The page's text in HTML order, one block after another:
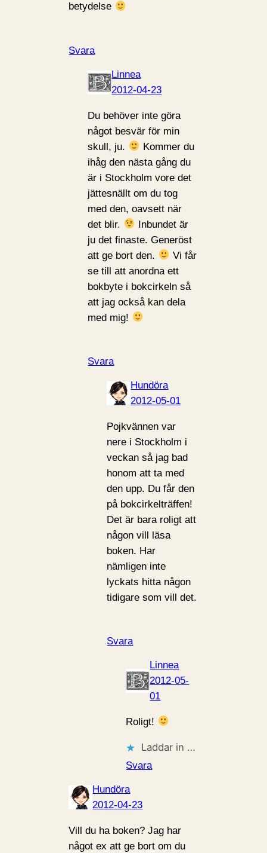
betydelse
Svara
Linnea
2012-04-23
Du behöver inte göra
något besvär för min
skull, ju.
Kommer du
ihåg den nästa gång du
är i Stockholm vore det
jättesnällt om du tog
med den, oavsett när
det blir.
Inbundet är
ju det finaste. Generöst
att ge bort den.
Vi får
se till att anordna ett
bokbyte i bokcirkeln så
att jag också kan dela
med mig!
Svara
Hundöra
2012-05-01
Pojkvännen var
nere i Stockholm i
veckan så jag bad
honom att ta med
den upp. Du får den
på bokcirkelträffen!
Det är bara roligt att
någon vill läsa
boken. Har
nämligen inte
lyckats hitta någon
tidigare som vill det.
Svara
Linnea
2012-05-
01
Roligt!
Laddar in …
Svara
Hundöra
2012-04-23
Vill du ha boken? Jag har
något ex att ge bort om du